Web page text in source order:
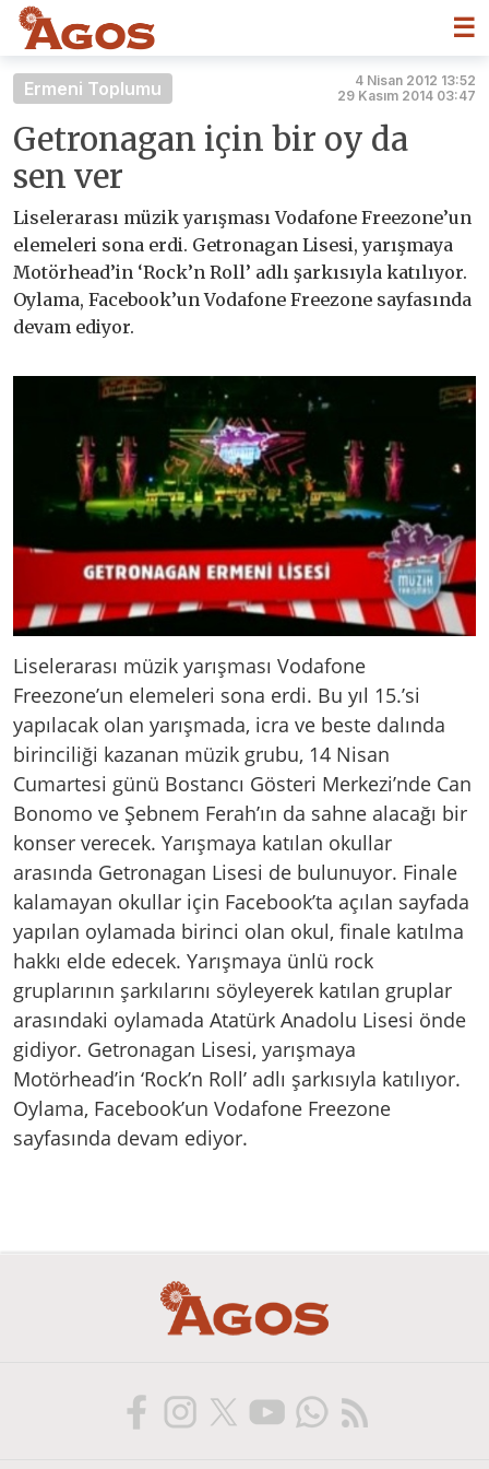
☰
Ermeni Toplumu
4 Nisan 2012 13:52
29 Kasım 2014 03:47
Getronagan için bir oy da
sen ver
Liselerarası müzik yarışması Vodafone Freezone’un
elemeleri sona erdi. Getronagan Lisesi, yarışmaya
Motörhead’in ‘Rock’n Roll’ adlı şarkısıyla katılıyor.
Oylama, Facebook’un Vodafone Freezone sayfasında
devam ediyor.
Liselerarası müzik yarışması Vodafone
Freezone’un elemeleri sona erdi. Bu yıl 15.’si
yapılacak olan yarışmada, icra ve beste dalında
birinciliği kazanan müzik grubu, 14 Nisan
Cumartesi günü Bostancı Gösteri Merkezi’nde Can
Bonomo ve Şebnem Ferah’ın da sahne alacağı bir
konser verecek. Yarışmaya katılan okullar
arasında Getronagan Lisesi de bulunuyor. Finale
kalamayan okullar için Facebook’ta açılan sayfada
yapılan oylamada birinci olan okul, finale katılma
hakkı elde edecek. Yarışmaya ünlü rock
gruplarının şarkılarını söyleyerek katılan gruplar
arasındaki oylamada Atatürk Anadolu Lisesi önde
gidiyor. Getronagan Lisesi, yarışmaya
Motörhead’in ‘Rock’n Roll’ adlı şarkısıyla katılıyor.
Oylama, Facebook’un Vodafone Freezone
sayfasında devam ediyor.